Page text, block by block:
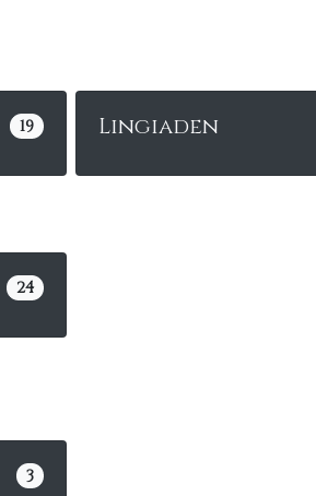
19 Lingiaden
24
3